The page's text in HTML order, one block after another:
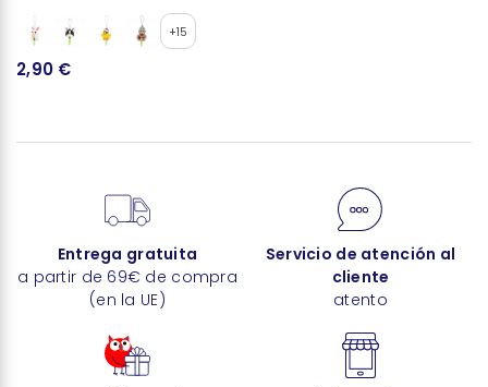
+15
2,90 €
Entrega gratuita
a partir de 69€ de compra
(en la UE)
Servicio de atención al
cliente
atento